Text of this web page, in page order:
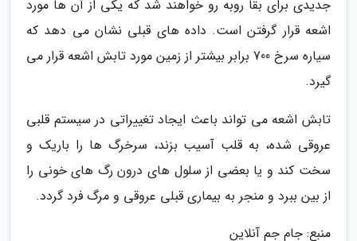
جدیدی برای بقا روبه رو خواهند شد که یکی از آن ها مورد
اشعه قرار گرفتن است. داده های قبلی نشان می دهد که
سیاره سرخ 700 برابر بیشتر از زمین مورد تابش اشعه قرار می
گیرد.
تابش اشعه می تواند باعث ایجاد تغییراتی در سیستم قلبی
عروقی شده، به قلب آسیب بزند، سرخرگ ها را باریک و
سخت کند و یا بعضی از سلول های درون رگ های خونی را
از بین ببرد و منجر به بیماری قبلی عروقی و مرگ فرد گردد.
منبع: جام جم آنلاین